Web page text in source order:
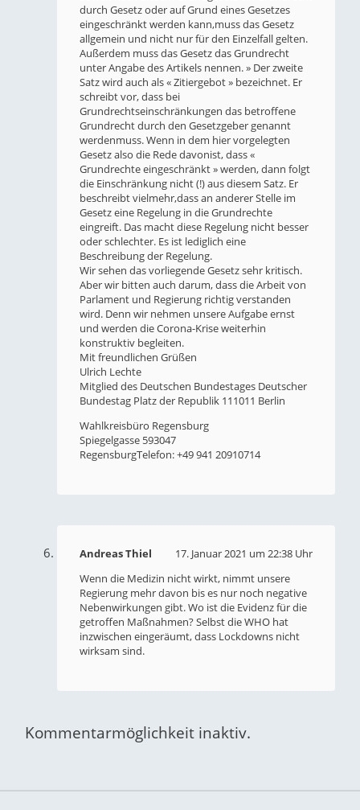
durch Gesetz oder auf Grund eines Gesetzes
eingeschränkt werden kann,muss das Gesetz
allgemein und nicht nur für den Einzelfall gelten.
Außerdem muss das Gesetz das Grundrecht
unter Angabe des Artikels nennen. » Der zweite
Satz wird auch als « Zitiergebot » bezeichnet. Er
schreibt vor, dass bei
Grundrechtseinschränkungen das betroffene
Grundrecht durch den Gesetzgeber genannt
werdenmuss. Wenn in dem hier vorgelegten
Gesetz also die Rede davonist, dass «
Grundrechte eingeschränkt » werden, dann folgt
die Einschränkung nicht (!) aus diesem Satz. Er
beschreibt vielmehr,dass an anderer Stelle im
Gesetz eine Regelung in die Grundrechte
eingreift. Das macht diese Regelung nicht besser
oder schlechter. Es ist lediglich eine
Beschreibung der Regelung.
Wir sehen das vorliegende Gesetz sehr kritisch.
Aber wir bitten auch darum, dass die Arbeit von
Parlament und Regierung richtig verstanden
wird. Denn wir nehmen unsere Aufgabe ernst
und werden die Corona-Krise weiterhin
konstruktiv begleiten.
Mit freundlichen Grüßen
Ulrich Lechte
Mitglied des Deutschen Bundestages Deutscher
Bundestag Platz der Republik 111011 Berlin
Wahlkreisbüro Regensburg
Spiegelgasse 593047
RegensburgTelefon: +49 941 20910714
Andreas Thiel
17. Januar 2021 um 22:38 Uhr
Wenn die Medizin nicht wirkt, nimmt unsere
Regierung mehr davon bis es nur noch negative
Nebenwirkungen gibt. Wo ist die Evidenz für die
getroffen Maßnahmen? Selbst die WHO hat
inzwischen eingeräumt, dass Lockdowns nicht
wirksam sind.
Kommentarmöglichkeit inaktiv.